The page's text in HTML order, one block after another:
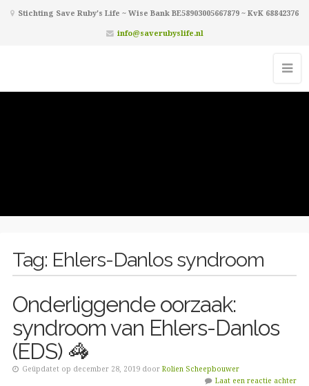
Stichting Save Ruby's Life ~ Wise Bank BE58903005667879 ~ KvK 68842376
info@saverubyslife.nl
Tag: Ehlers-Danlos syndroom
Onderliggende oorzaak:
syndroom van Ehlers-Danlos
(EDS) 🦓
Geüpdatet op december 28, 2019 door Rolien Scheepbouwer
Laat een reactie achter